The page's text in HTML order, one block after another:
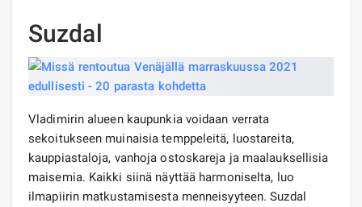
Suzdal
Vladimirin alueen kaupunkia voidaan verrata
sekoitukseen muinaisia ​​temppeleitä, luostareita,
kauppiastaloja, vanhoja ostoskareja ja maalauksellisia
maisemia. Kaikki siinä näyttää harmoniselta, luo
ilmapiirin matkustamisesta menneisyyteen. Suzdal